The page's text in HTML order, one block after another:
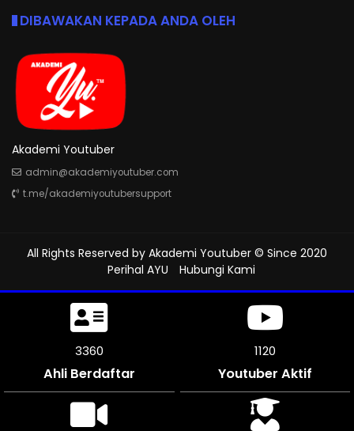
DIBAWAKAN KEPADA ANDA OLEH
Akademi Youtuber
admin@akademiyoutuber.com
t.me/akademiyoutubersupport
All Rights Reserved by Akademi Youtuber © Since 2020
Perihal AYU
Hubungi Kami
3846
Ahli Berdaftar
1282
Youtuber Aktif